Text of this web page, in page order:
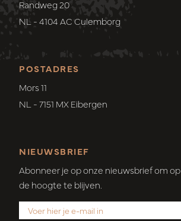
POSTADRES
Mors 11
NL - 7151 MX Eibergen
Randweg 20
NL - 4104 AC Culemborg
NIEUWSBRIEF
Abonneer je op onze nieuwsbrief om op
de hoogte te blijven.